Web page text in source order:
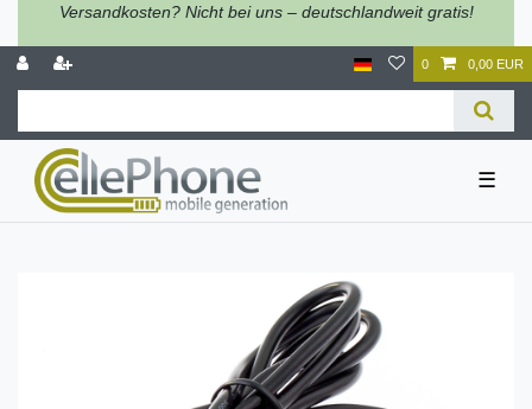
Versandkosten? Nicht bei uns – deutschlandweit gratis!
0 0,00 EUR
☰